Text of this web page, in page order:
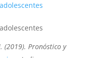
(2019). Pronóstico y